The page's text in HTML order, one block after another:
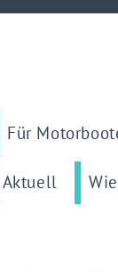
Für
Aktuell